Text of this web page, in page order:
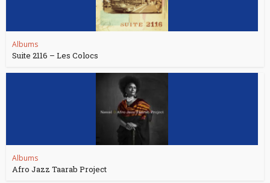
Albums
Suite 2116 – Les Colocs
Albums
Afro Jazz Taarab Project